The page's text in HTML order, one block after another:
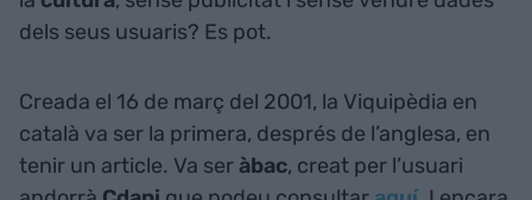
dels seus usuaris? Es pot.
Creada el 16 de març del 2001, la Viquipèdia en
català va ser la primera, després de l’anglesa, en
tenir un article. Va seràbac, creat per l’usuari